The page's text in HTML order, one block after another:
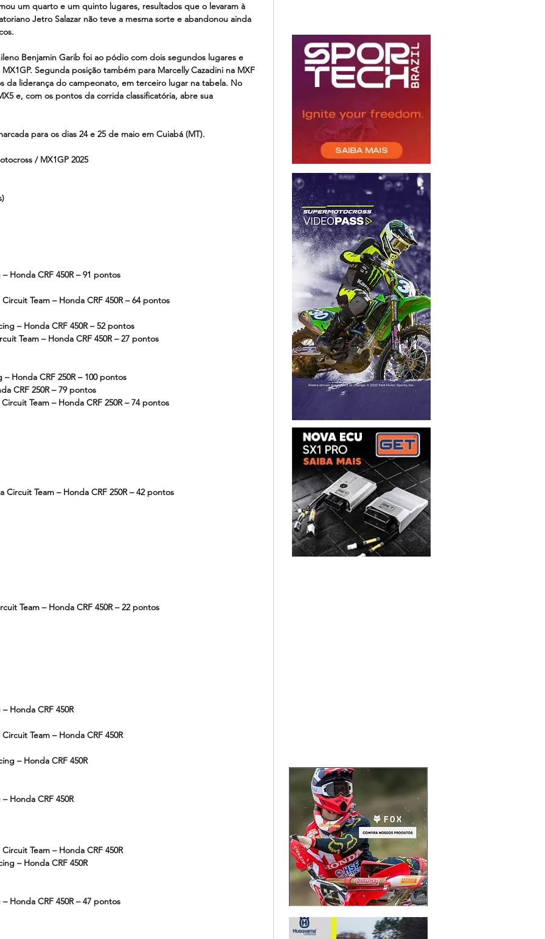
um quarto e um quinto lugares, resultados que o levaram à
Jetro Salazar não teve a mesma sorte e abandonou ainda
Benjamin Garib foi ao pódio com dois segundos lugares e
Segunda posição também para Marcelly Cazadini na MXF
da liderança do campeonato, em terceiro lugar na tabela. No
e, com os pontos da corrida classificatória, abre sua
para os dias 24 e 25 de maio em Cuiabá (MT).
/ MX1GP 2025
Honda CRF 450R – 91 pontos
Team – Honda CRF 450R – 64 pontos
– Honda CRF 450R – 52 pontos
Team – Honda CRF 450R – 27 pontos
Honda CRF 250R – 100 pontos
CRF 250R – 79 pontos
Team – Honda CRF 250R – 74 pontos
Circuit Team – Honda CRF 250R – 42 pontos
Team – Honda CRF 450R – 22 pontos
Honda CRF 450R
Team – Honda CRF 450R
– Honda CRF 450R
Honda CRF 450R
Team – Honda CRF 450R
– Honda CRF 450R
Honda CRF 450R – 47 pontos